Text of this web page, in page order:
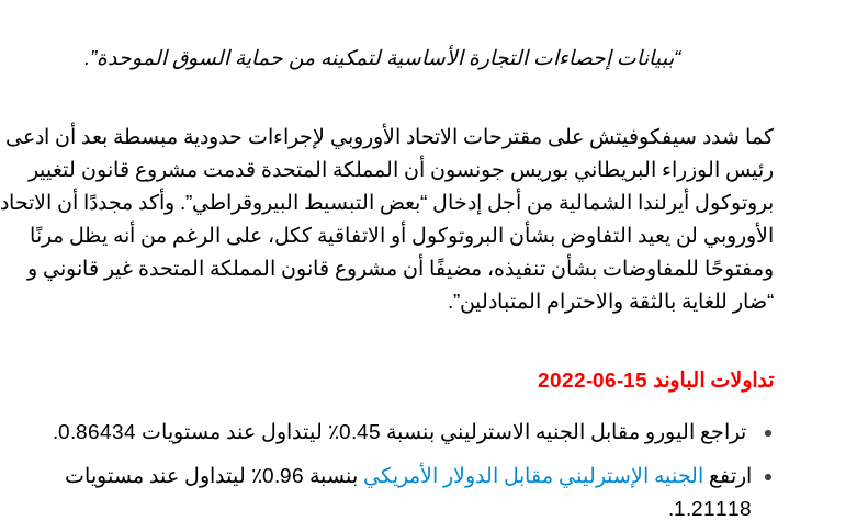
“ببيانات إحصاءات التجارة الأساسية لتمكينه من حماية السوق الموحدة”.
كما شدد سيفكوفيتش على مقترحات الاتحاد الأوروبي لإجراءات حدودية مبسطة بعد أن ادعى
رئيس الوزراء البريطاني بوريس جونسون أن المملكة المتحدة قدمت مشروع قانون لتغيير
بروتوكول أيرلندا الشمالية من أجل إدخال “بعض التبسيط البيروقراطي”. وأكد مجددًا أن الاتحاد
الأوروبي لن يعيد التفاوض بشأن البروتوكول أو الاتفاقية ككل، على الرغم من أنه يظل مرنًا
ومفتوحًا للمفاوضات بشأن تنفيذه، مضيفًا أن مشروع قانون المملكة المتحدة غير قانوني و
“ضار للغاية بالثقة والاحترام المتبادلين”.
تداولات الباوند 15-06-2022
تراجع اليورو مقابل الجنيه الاسترليني بنسبة 0.45٪ ليتداول عند مستويات 0.86434.
ارتفع الجنيه الإسترليني مقابل الدولار الأمريكي
بنسبة 0.96٪ ليتداول عند مستويات
1.21118.